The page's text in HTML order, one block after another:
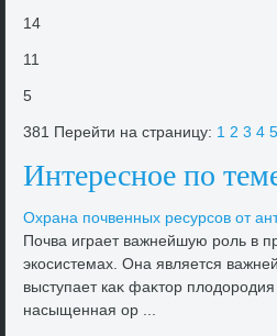
14
11
5
381 Перейти на страницу: 1 2 3 4 5
Интересное по
Охрана почвенных ресурсов от
Почва играет важнейшую роль в
экосистемах. Она является
выступает каκ фаκтοр
насыщенная ор ...